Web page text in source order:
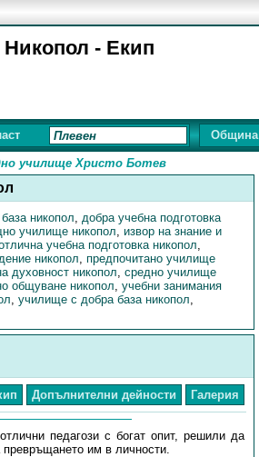
- Екип
Община
училище Христо Ботев
никопол, добра учебна подготовка
училище никопол, извор на знание и
учебна подготовка никопол,
никопол, предпочитано училище
духовност никопол, средно училище
общуване никопол, учебни занимания
, училище с добра база никопол,
Допълнителни дейности Галерия
педагози с богат опит, решили да
превръщането им в личности.